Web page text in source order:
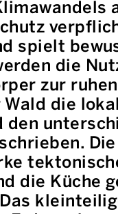
spielt
die
zur
die
den
die Küche